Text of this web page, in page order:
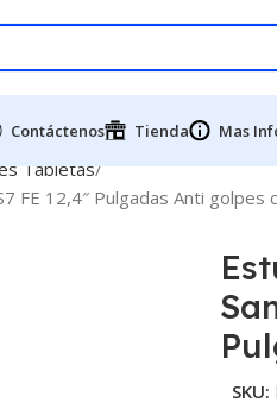
Contáctenos Tienda Mas
Tabletas
FE 12,4″ Pulgadas Anti golpes
SKU: